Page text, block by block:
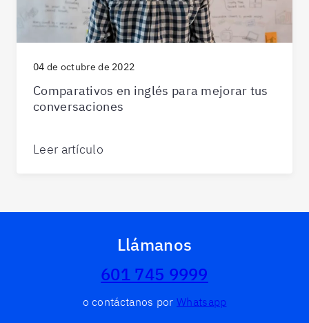
04 de octubre de 2022
Comparativos en inglés para mejorar tus
conversaciones
Leer artículo
Llámanos
601 745 9999
o contáctanos por Whatsapp